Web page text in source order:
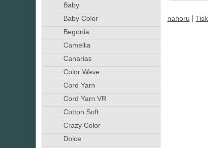
nahoru
Baby
Baby Color
Begonia
Camellia
Canarias
Color Wave
Cord Yarn
Cord Yarn VR
Cotton Soft
Crazy Color
Dolce